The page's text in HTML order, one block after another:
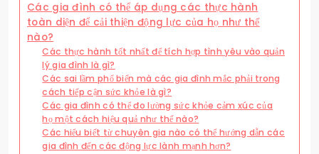
Các gia đình có thể áp dụng các thực hành
toàn diện để cải thiện động lực của họ như thế
nào?
Các thực hành tốt nhất để tích hợp tình yêu vào quản
lý gia đình là gì?
Các sai lầm phổ biến mà các gia đình mắc phải trong
cách tiếp cận sức khỏe là gì?
Các gia đình có thể đo lường sức khỏe cảm xúc của
họ một cách hiệu quả như thế nào?
Các hiểu biết từ chuyên gia nào có thể hướng dẫn các
gia đình đến các động lực lành mạnh hơn?